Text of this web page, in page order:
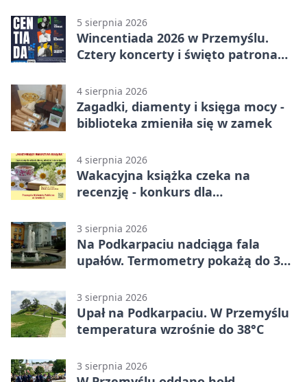
5 sierpnia 2026
Wincentiada 2026 w Przemyślu.
Cztery koncerty i święto patrona
4 sierpnia 2026
Zagadki, diamenty i księga mocy -
biblioteka zmieniła się w zamek
4 sierpnia 2026
Wakacyjna książka czeka na
recenzję - konkurs dla
3 sierpnia 2026
Na Podkarpaciu nadciąga fala
upałów. Termometry pokażą do 36
3 sierpnia 2026
Upał na Podkarpaciu. W Przemyślu
temperatura wzrośnie do 38°C
3 sierpnia 2026